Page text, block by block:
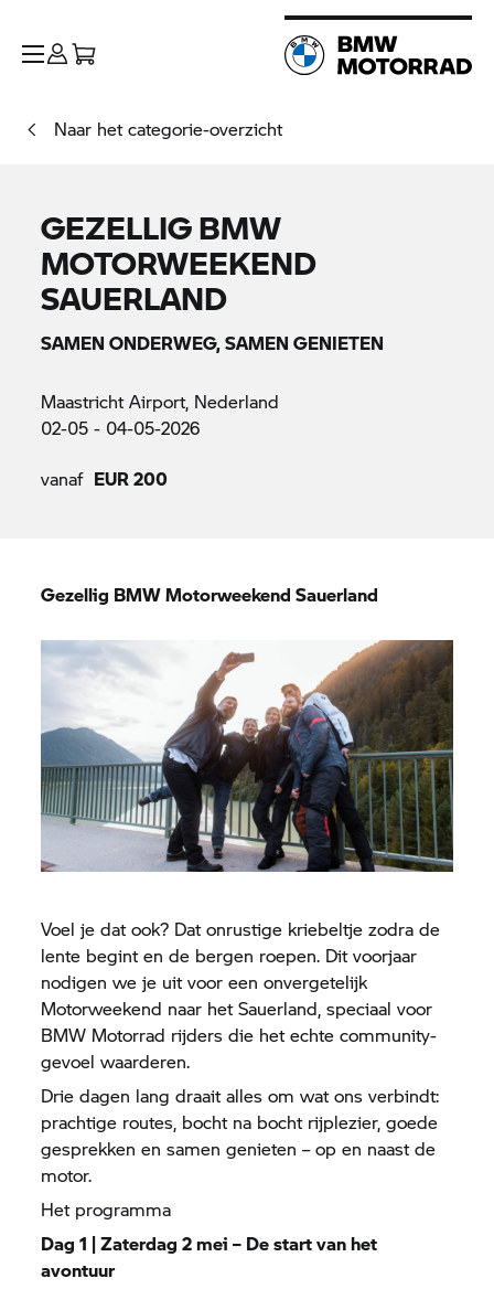
Naar het categorie-overzicht
GEZELLIG BMW
MOTORWEEKEND
SAUERLAND
SAMEN ONDERWEG, SAMEN GENIETEN
Maastricht Airport, Nederland
02-05 - 04-05-2026
vanaf EUR 200
Gezellig BMW Motorweekend Sauerland
Voel je dat ook? Dat onrustige kriebeltje zodra de
lente begint en de bergen roepen. Dit voorjaar
nodigen we je uit voor een onvergetelijk
Motorweekend naar het Sauerland, speciaal voor
BMW Motorrad rijders die het echte community-
gevoel waarderen.
Drie dagen lang draait alles om wat ons verbindt:
prachtige routes, bocht na bocht rijplezier, goede
gesprekken en samen genieten – op en naast de
motor.
Het programma
Dag 1 | Zaterdag 2 mei – De start van het
avontuur